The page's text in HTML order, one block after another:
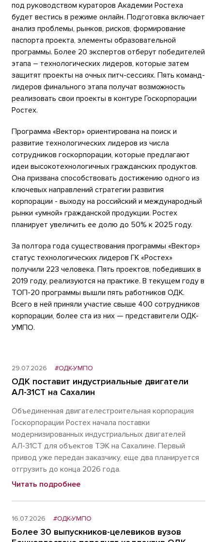
под руководством кураторов Академии Ростеха
будет вестись в режиме онлайн. Подготовка включает
анализ проблемы, рынков, рисков, формирование
паспорта проекта, элементы образовательной
программы. Более 20 экспертов отберут победителей
этапа – технологических лидеров, которые затем
защитят проекты на очных питч-сессиях. Пять команд-
лидеров финального этапа получат возможность
реализовать свои проекты в контуре Госкорпорации
Ростех.
Программа «Вектор» ориентирована на поиск и
развитие технологических лидеров из числа
сотрудников госкорпорации, которые предлагают
идеи высокотехнологичных гражданских продуктов.
Она призвана способствовать достижению одного из
ключевых направлений стратегии развития
корпорации - выходу на российский и международный
рынки «умной» гражданской продукции. Ростех
планирует увеличить ее долю до 50% к 2025 году.
За полтора года существования программы «Вектор»
статус технологических лидеров ГК «Ростех»
получили 223 человека. Пять проектов, победивших в
2019 году, реализуются на практике. В текущем году в
ТОП-20 программы вышли пять работников ОДК.
Всего в ней приняли участие свыше 400 сотрудников
корпорации, более ста из них — представители ОДК-
УМПО.
29.07.2026 #ОДК-УМПО
ОДК поставит индустриальные двигатели
АЛ-31СТ на Сахалин
Объединенная двигателестроительная корпорация
Госкорпорации Ростех начала поставки
модернизированных индустриальных двигателей
АЛ-31СТ для объектов ТЭК на Сахалине. Первый
привод уже передан заказчику, еще два планируется
отгрузить до конца 2026 года.
Читать подробнее
16.07.2026 #ОДК-УМПО
Более 30 выпускников-целевиков вузов